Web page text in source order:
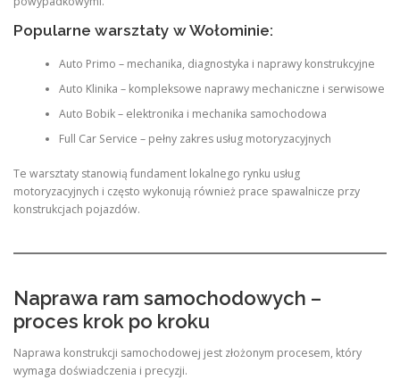
Popularne warsztaty w Wołominie:
Auto Primo – mechanika, diagnostyka i naprawy konstrukcyjne
Auto Klinika – kompleksowe naprawy mechaniczne i serwisowe
Auto Bobik – elektronika i mechanika samochodowa
Full Car Service – pełny zakres usług motoryzacyjnych
Te warsztaty stanowią fundament lokalnego rynku usług
motoryzacyjnych i często wykonują również prace spawalnicze przy
konstrukcjach pojazdów.
Naprawa ram samochodowych –
proces krok po kroku
Naprawa konstrukcji samochodowej jest złożonym procesem, który
wymaga doświadczenia i precyzji.